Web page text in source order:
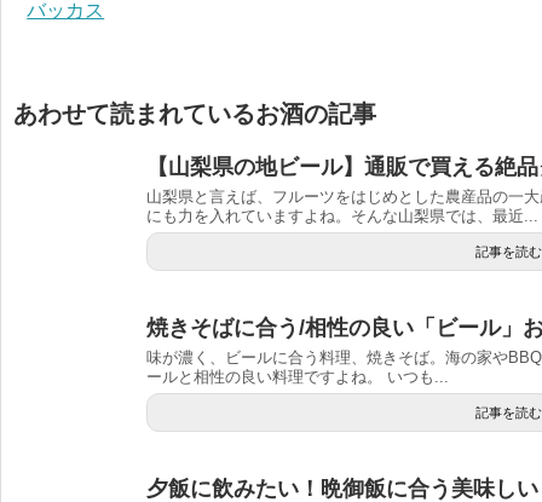
バッカス
あわせて読まれているお酒の記事
【山梨県の地ビール】通販で買える絶
山梨県と言えば、フルーツをはじめとした農産品の一
にも力を入れていますよね。そんな山梨県では、最近...
記事を読む
焼きそばに合う/相性の良い「ビール」
味が濃く、ビールに合う料理、焼きそば。海の家や
ールと相性の良い料理ですよね。 いつも...
記事を読む
夕飯に飲みたい！晩御飯に合う美味し